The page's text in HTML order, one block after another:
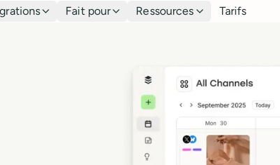
Fait pour Ressources Tarifs